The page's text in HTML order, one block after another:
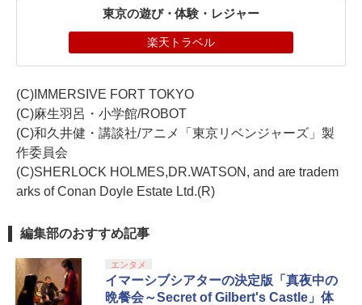
東京の遊び・体験・レジャー
楽天トラベル
(C)IMMERSIVE FORT TOKYO
(C)麻生羽呂・小学館/ROBOT
(C)和久井健・講談社/アニメ「東京リベンジャーズ」製
作委員会
(C)SHERLOCK HOLMES,DR.WATSON, and are tradem
arks of Conan Doyle Estate Ltd.(R)
編集部のおすすめ記事
エンタメ
イマーシブシアターの決定版「真夜中の
晩餐会～Secret of Gilbert's Castle」体